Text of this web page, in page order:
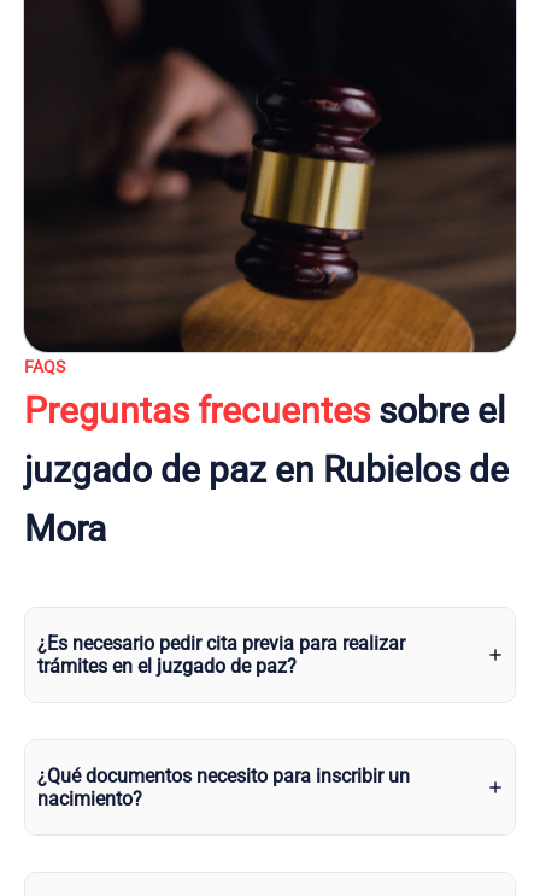
FAQS
Preguntas frecuentessobre el
juzgado de paz en Rubielos de
Mora
¿Es necesario pedir cita previa para realizar
trámites en el juzgado de paz?
¿Qué documentos necesito para inscribir un
nacimiento?